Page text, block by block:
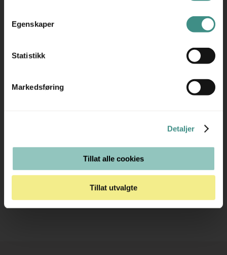
Egenskaper
Statistikk
Markedsføring
Detaljer
Tillat alle cookies
Tillat utvalgte
Trenger du hjelp med et større kjøp eller